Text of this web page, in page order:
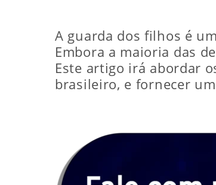
A guarda dos filhos é
Embora a maioria das
Este artigo irá abordar
brasileiro, e fornecer